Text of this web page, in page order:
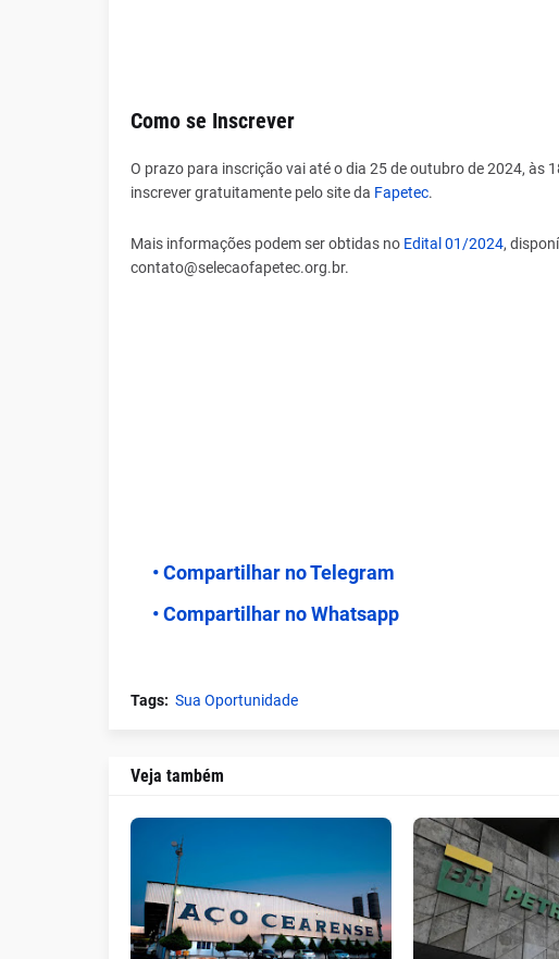
Como se Inscrever
O prazo para inscrição vai até o dia 25 de outubro de 2024, às
inscrever gratuitamente pelo site da Fapetec.
Mais informações podem ser obtidas no Edital 01/2024,
contato@selecaofapetec.org.br.
• Compartilhar no Telegram
• Compartilhar no Whatsapp
Tags: Sua Oportunidade
Veja também